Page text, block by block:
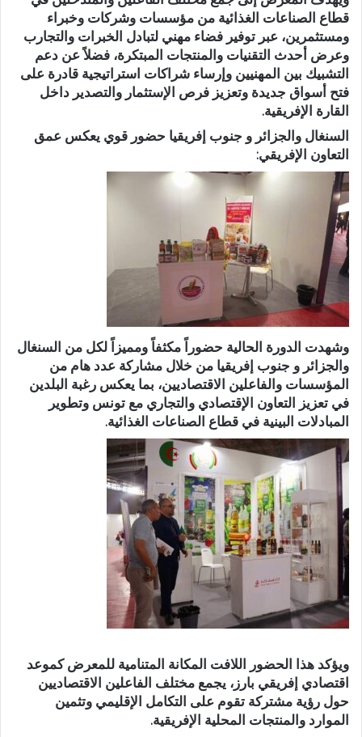
قطاع الصناعات الغذائية من مؤسسات وشركات وخبراء
ومستثمرين، عبر توفير فضاء مهني لتبادل الخبرات والتجارب
وعرض أحدث التقنيات والمنتجات المبتكرة، فضلاً عن دعم
التشبيك بين المهنيين وإرساء شراكات استراتيجية قادرة على
فتح أسواق جديدة وتعزيز فرص الإستثمار والتصدير داخل
القارة الإفريقية.
السنغال والجزائر و جنوب إفريقيا حضور قوي يعكس عمق
التعاون الإفريقي:
وشهدت الدورة الحالية حضوراً مكثفاً ومميزاً لكل من السنغال
والجزائر و جنوب إفريقيا من خلال مشاركة عدد هام من
المؤسسات والفاعلين الاقتصاديين، بما يعكس رغبة البلدين
في تعزيز التعاون الإقتصادي والتجاري مع تونس وتطوير
المبادلات البينية في قطاع الصناعات الغذائية.
ويؤكد هذا الحضور اللافت المكانة المتنامية للمعرض كموعد
اقتصادي إفريقي بارز، يجمع مختلف الفاعلين الاقتصاديين
حول رؤية مشتركة تقوم على التكامل الإقليمي وتثمين
الموارد والمنتجات المحلية الإفريقية.